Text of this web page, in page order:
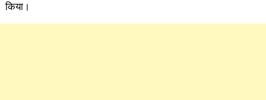
किया।